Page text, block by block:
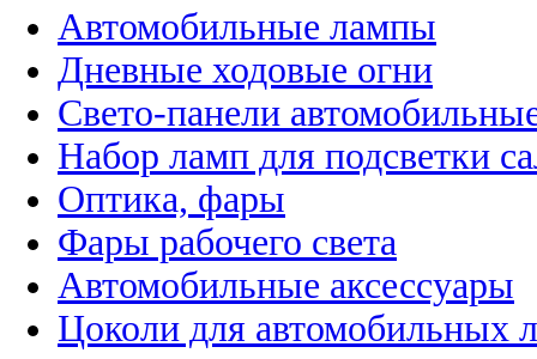
Автомобильные лампы
Дневные ходовые огни
Свето-панели
Набор ламп для подсветки
Оптика, фары
Фары рабочего света
Автомобильные аксессуары
Цоколи для автомобильных